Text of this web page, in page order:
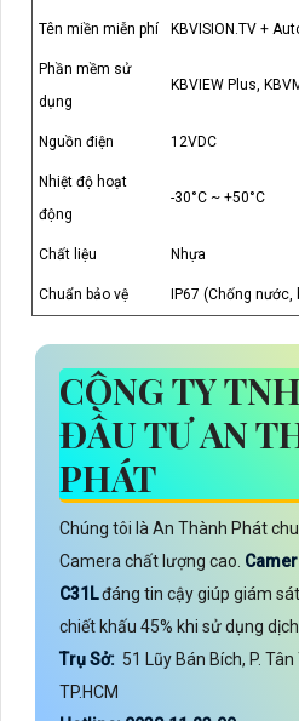
Tên miền miễn phí KBVISION.TV +
Phần mềm sử
dụng
KBVIEW Plus,
Nguồn điện 12VDC
Nhiệt độ hoạt
động
-30°C ~ +50°C
Chất liệu Nhựa
Chuẩn bảo vệ IP67 (Chống nước,
CÔNG TY
ĐẦU TƯ AN
PHÁT
Chúng tôi là An Thành Phát
Camera chất lượng cao.
C31Lđáng tin cậy giúp giám
chiết khấu 45% khi sử dụng
Trụ Sở: 51 Lũy Bán Bích, P.
TP.HCM